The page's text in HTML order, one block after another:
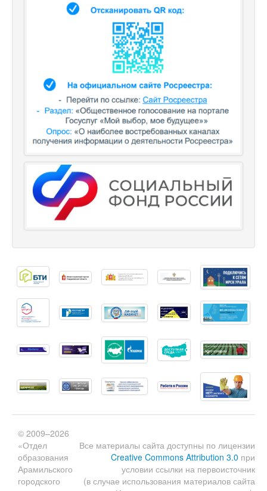
Все материалы сайта доступны по лицензии
Creative Commons Attribution 3.0 при
условии ссылки на первоисточник
(в случае использования материалов сайта
© 2009–2026
«Отдел
образования
Арамильского
городского